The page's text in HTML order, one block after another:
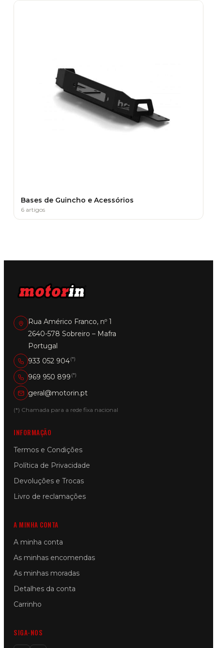
Bases de Guincho e Acessórios
6 artigos
Rua Américo Franco, nº 1
2640-578 Sobreiro – Mafra
Portugal
933 052 904(*)
969 950 899 (*)
geral@motorin.pt
(*) Chamada para a rede fixa nacional
INFORMAÇÃO
Termos e Condições
Política de Privacidade
Devoluções e Trocas
Livro de reclamações
A MINHA CONTA
A minha conta
As minhas encomendas
As minhas moradas
Detalhes da conta
Carrinho
SIGA-NOS